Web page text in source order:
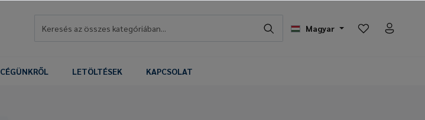
Magyar
CÉGÜNKRŐL LETÖLTÉSEK KAPCSOLAT